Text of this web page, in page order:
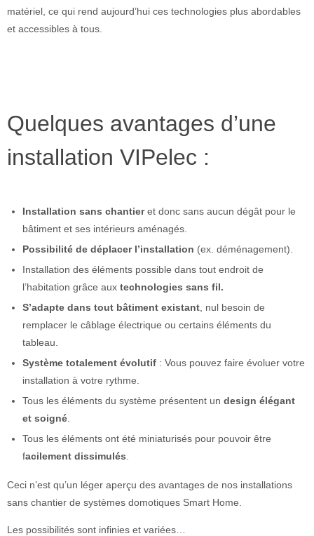
matériel, ce qui rend aujourd’hui ces technologies plus abordables
et accessibles à tous.
Quelques avantages d’une
installation VIPelec :
Installation sans chantieret donc sans aucun dégât pour le
bâtiment et ses intérieurs aménagés.
Possibilité de déplacer l’installation (ex. déménagement).
Installation des éléments possible dans tout endroit de
l’habitation grâce auxtechnologies sans fil.
S’adapte dans tout bâtiment existant , nul besoin de
remplacer le câblage électrique ou certains éléments du
tableau.
Système totalement évolutif : Vous pouvez faire évoluer votre
installation à votre rythme.
Tous les éléments du système présentent undesign élégant
et soigné
Tous les éléments ont été miniaturisés pour pouvoir être
facilement dissimulés
Ceci n’est qu’un léger aperçu des avantages de nos installations
sans chantier de systèmes domotiques Smart Home.
Les possibilités sont infinies et variées…